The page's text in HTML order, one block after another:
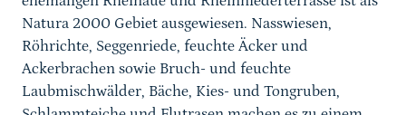
Natura 2000 Gebiet ausgewiesen. Nasswiesen,
Röhrichte, Seggenriede, feuchte Äcker und
Ackerbrachen sowie Bruch- und feuchte
Laubmischwälder, Bäche, Kies- und Tongruben,